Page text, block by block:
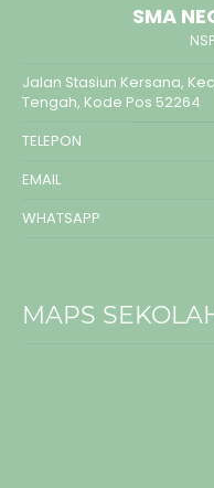
SMA
Jalan Stasiun Kersana,
Tengah, Kode Pos 52264
TELEPON
EMAIL
WHATSAPP
MAPS